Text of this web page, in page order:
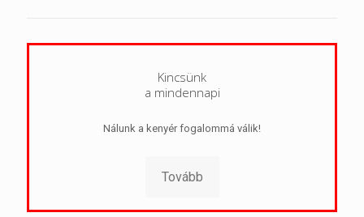
Kincsünk
a mindennapi
Nálunk a kenyér fogalommá válik!
Tovább